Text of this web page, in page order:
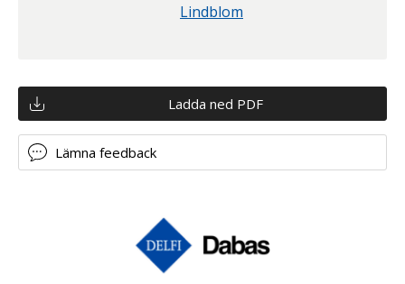
Lindblom
Ladda ned PDF
Lämna feedback